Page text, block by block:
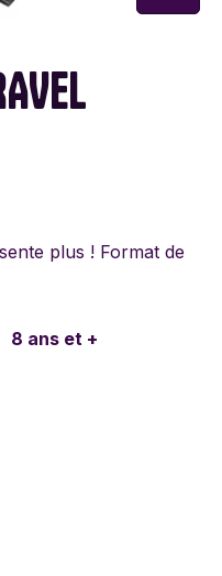
plus ! Format de
8 ans et +